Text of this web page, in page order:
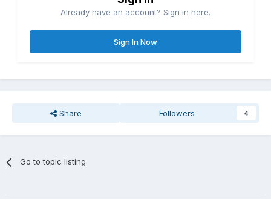
Already have an account? Sign in here.
Sign In Now
Share Followers 4
Go to topic listing